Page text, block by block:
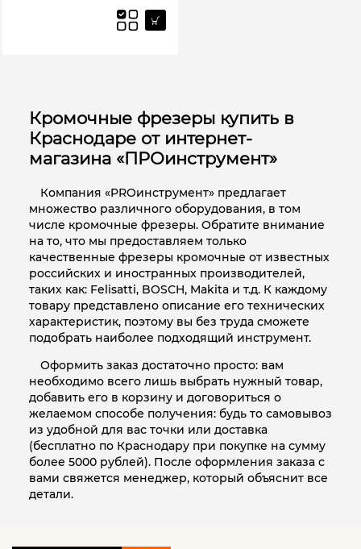
Кромочные фрезеры купить в
Краснодаре от интернет-
магазина «ПРОинструмент»
Компания «PROинструмент» предлагает
множество различного оборудования, в том
числе кромочные фрезеры. Обратите внимание
на то, что мы предоставляем только
качественные фрезеры кромочные от известных
российских и иностранных производителей,
таких как: Felisatti, BOSCH, Makita и т.д. К каждому
товару представлено описание его технических
характеристик, поэтому вы без труда сможете
подобрать наиболее подходящий инструмент.
Оформить заказ достаточно просто: вам
необходимо всего лишь выбрать нужный товар,
добавить его в корзину и договориться о
желаемом способе получения: будь то самовывоз
из удобной для вас точки или доставка
(бесплатно по Краснодару при покупке на сумму
более 5000 рублей). После оформления заказа с
вами свяжется менеджер, который объяснит все
детали.